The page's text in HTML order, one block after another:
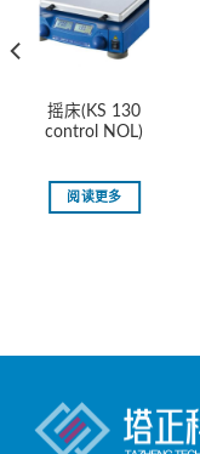
摇床(KS 130
control NOL)
阅读更多